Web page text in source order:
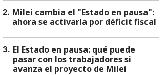
2. Milei cambia el "Estado en pausa":
ahora se activaría por déficit fiscal
3. El Estado en pausa: qué puede
pasar con los trabajadores si
avanza el proyecto de Milei